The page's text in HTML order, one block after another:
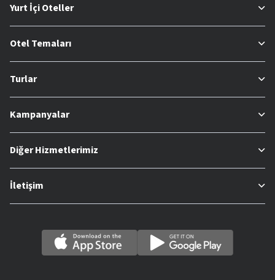
Yurt İçi Oteller
Otel Temaları
Turlar
Kampanyalar
Diğer Hizmetlerimiz
İletişim